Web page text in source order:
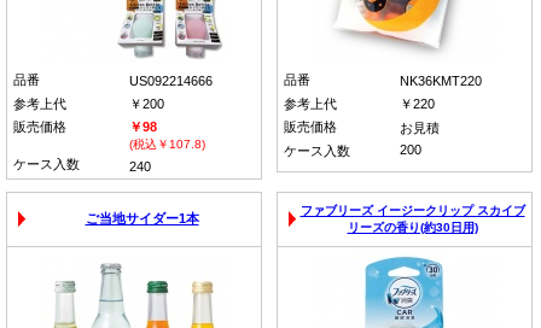
品番
US092214666
参考上代
￥200
販売価格
￥98
(税込￥107.8)
ケース入数 240
品番
NK36KMT220
参考上代
￥220
販売価格
お見積
ケース入数
200
ご当地サイダー1本
ファブリーズ イージークリップ スカイブ
リーズの香り(約30日用)